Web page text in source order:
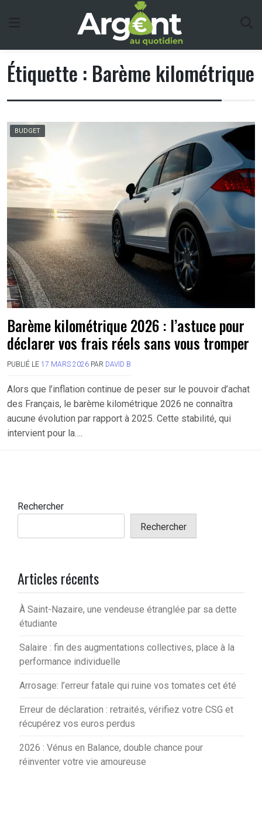
Étiquette : Barème kilométrique
BUDGET
Barème kilométrique 2026 : l’astuce pour
déclarer vos frais réels sans vous tromper
PUBLIÉ LE 17 MARS 2026 PAR DAVID B
Alors que l’inflation continue de peser sur le pouvoir d’achat
des Français, le barème kilométrique 2026 ne connaîtra
aucune évolution par rapport à 2025. Cette stabilité, qui
intervient pour la….
Rechercher
Rechercher
Articles récents
À Saint-Nazaire, une vendeuse étranglée par sa dette
étudiante
Salaire : fin des augmentations collectives, place à la
performance individuelle
Arrosage: l’erreur fatale qui ruine vos tomates cet été
Erreur de déclaration : retraités, vérifiez votre CSG et
récupérez vos euros perdus
2026 : Vénus en Balance, double chance pour
réinventer votre vie amoureuse